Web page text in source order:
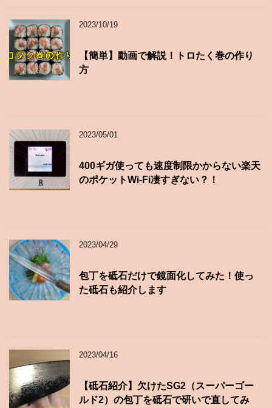
2023/10/19
【簡単】動画で解説！トロたく巻の作り
方
2023/05/01
400ギガ使っても速度制限かからない楽天
のポケットWi-Fi凄すぎない？！
2023/04/29
包丁を砥石だけで鏡面化してみた！使っ
た砥石も紹介します
2023/04/16
【砥石紹介】欠けたSG2（スーパーゴー
ルド2）の包丁を砥石で研いで直してみ